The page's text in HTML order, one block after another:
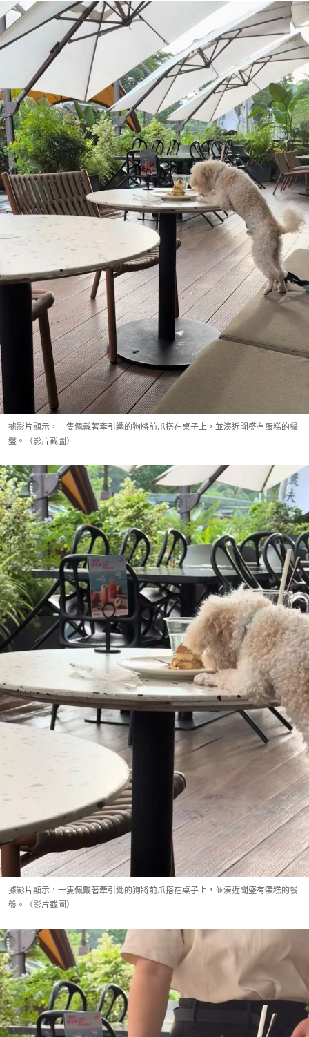
據影片顯示，一隻佩戴著牽引繩的狗將前爪搭在桌子上，並湊近聞盛有蛋糕的餐
盤。（影片截圖）
據影片顯示，一隻佩戴著牽引繩的狗將前爪搭在桌子上，並湊近聞盛有蛋糕的餐
盤。（影片截圖）